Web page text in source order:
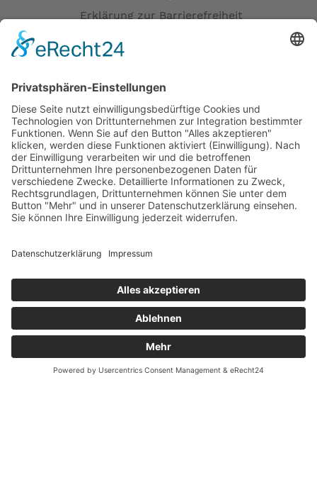
Erklärung zur Barrierefreiheit
Versandpartner
Zahlung und Versand
Öffnungszeiten
Verfügbarkeit
Größenrechner (Umlaufmaß)
Datenschutz
Fernabsatz
Widerrufsrecht
Widerrufsrecht bei Reparaturen
Kontakt
Ergänzende Allgemeine Geschäftsbedingungen zum
easyCredit-Ratenkauf